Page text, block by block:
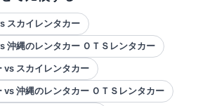
スカイレンタカー
沖縄のレンタカー ＯＴＳレンタカー
vs スカイレンタカー
vs 沖縄のレンタカー ＯＴＳレンタカー